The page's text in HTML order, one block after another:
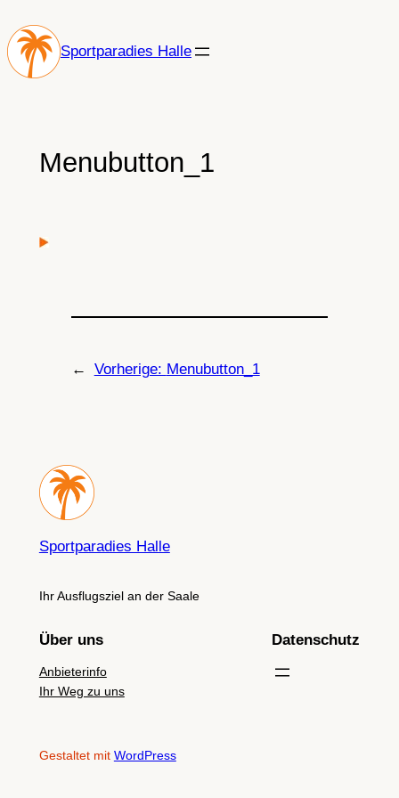
Inhalt
springen
Sportparadies Halle
Menubutton_1
← Vorherige: Menubutton_1
Sportparadies Halle
Ihr Ausflugsziel an der Saale
Über uns
Anbieterinfo
Ihr Weg zu uns
Datenschutz
Gestaltet mit WordPress